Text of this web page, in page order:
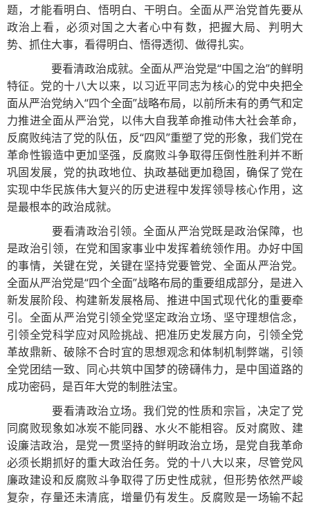
题，才能看明白、悟明白、干明白。全面从严治党首先要从
政治上看，必须对国之大者心中有数，把握大局、判明大
势、抓住大事，看得明白、悟得透彻、做得扎实。
要看清政治成就。全面从严治党是“中国之治”的鲜明
特征。党的十八大以来，以习近平同志为核心的党中央把全
面从严治党纳入“四个全面”战略布局，以前所未有的勇气和定
力推进全面从严治党，以伟大自我革命推动伟大社会革命，
反腐败纯洁了党的队伍，反“四风”重塑了党的形象，我们党在
革命性锻造中更加坚强，反腐败斗争取得压倒性胜利并不断
巩固发展，党的执政地位、执政基础更加稳固，确保了党在
实现中华民族伟大复兴的历史进程中发挥领导核心作用，这
是最根本的政治成就。
要看清政治引领。全面从严治党既是政治保障，也
是政治引领，在党和国家事业中发挥着统领作用。办好中国
的事情，关键在党，关键在坚持党要管党、全面从严治党。
全面从严治党是“四个全面”战略布局的重要组成部分，是进入
新发展阶段、构建新发展格局、推进中国式现代化的重要牵
引。全面从严治党引领全党坚定政治立场、坚守理想信念，
引领全党科学应对风险挑战、把准历史发展方向，引领全党
革故鼎新、破除不合时宜的思想观念和体制机制弊端，引领
全党团结一致、同心共筑中国梦的磅礴伟力，是中国道路的
成功密码，是百年大党的制胜法宝。
要看清政治立场。我们党的性质和宗旨，决定了党
同腐败现象如冰炭不能同器、水火不能相容。反对腐败、建
设廉洁政治，是党一贯坚持的鲜明政治立场，是党自我革命
必须长期抓好的重大政治任务。党的十八大以来，尽管党风
廉政建设和反腐败斗争取得了历史性成就，但形势依然严峻
复杂，存量还未清底，增量仍有发生。反腐败是一场输不起